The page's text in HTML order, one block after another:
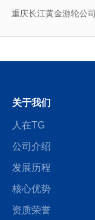
重庆长江黄金游轮公司
关于我们
人在TG
公司介绍
发展历程
核心优势
资质荣誉